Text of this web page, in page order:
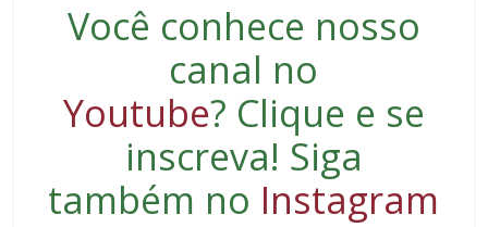
Você conhece nosso
canal no
Youtube? Clique e se
inscreva! Siga
também no Instagram